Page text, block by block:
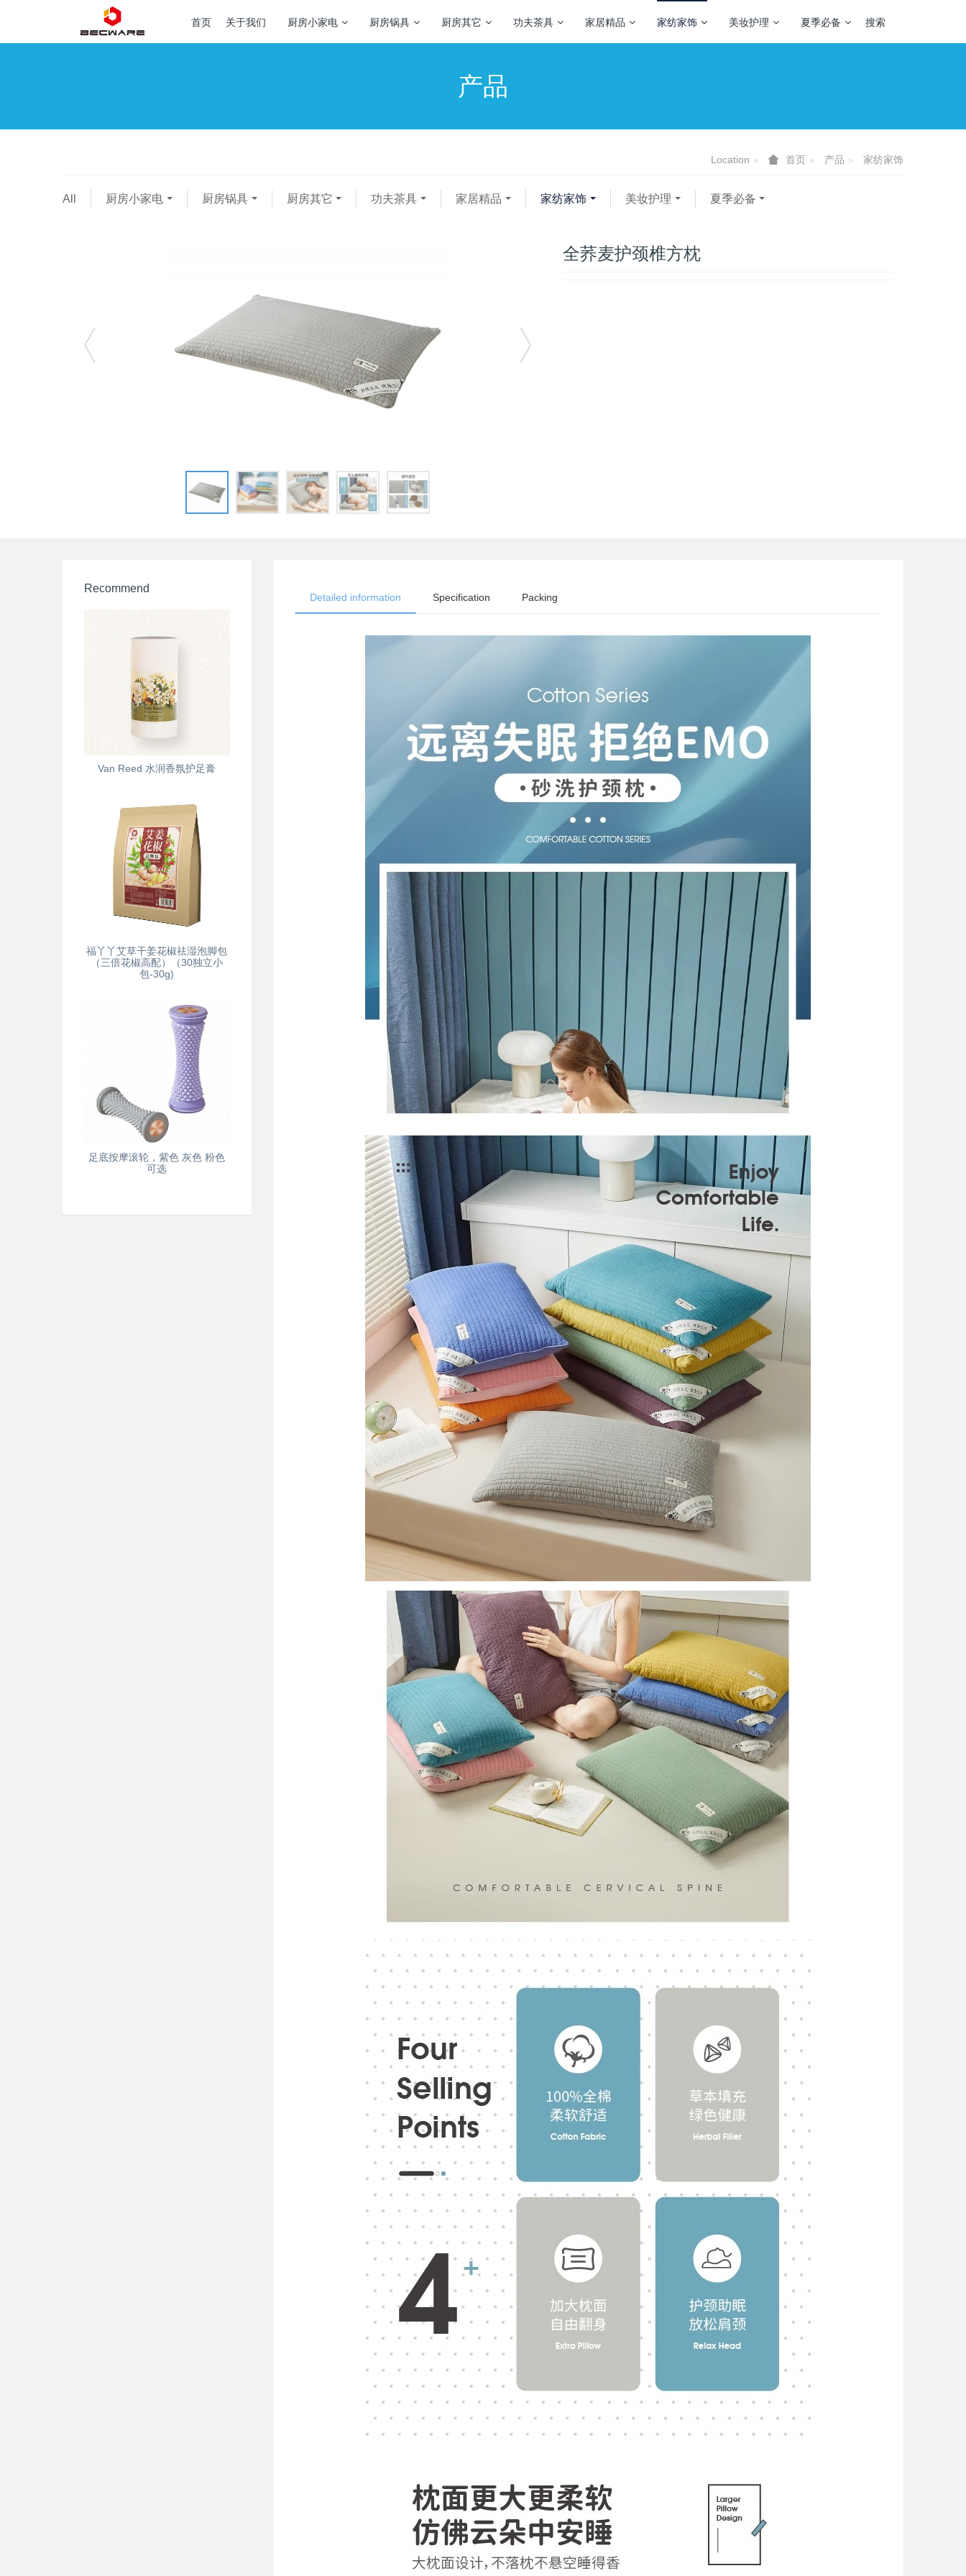
首页 关于我们 厨房小家电 厨房锅具 厨房其它 功夫茶具 家居精品 家纺家饰 美妆护理 夏季必备 搜索
产品
Location 首页 产品 家纺家饰
All 厨房小家电 厨房锅具 厨房其它 功夫茶具 家居精品 家纺家饰 美妆护理 夏季必备
全荞麦护颈椎方枕
Detailed information Specification Packing
Recommend
Van Reed 水润香氛护足膏
福丫丫艾草干姜花椒祛湿泡脚包
（三倍花椒高配）（30独立小
包-30g)
足底按摩滚轮，紫色 灰色 粉色
可选